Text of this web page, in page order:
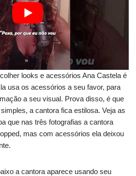
looks e acessórios Ana Castela é
usa os acessórios a seu favor, para
a seu visual. Prova disso, é que
a cantora fica estilosa. Veja as
que nas três fotografias a cantora
mas com acessórios ela deixou
a cantora aparece usando seu